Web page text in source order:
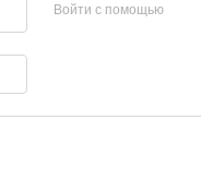
Войти с помощью